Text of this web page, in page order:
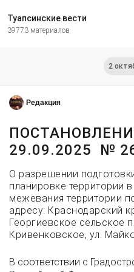
Туапсинские вести
39773 материалов
2
Редакция
29.09.2025 №
О разрешении
планировке территории
межевания территории
адресу: Краснодарский
Георгиевское сельское
Кривенковское, ул.
В соответствии с